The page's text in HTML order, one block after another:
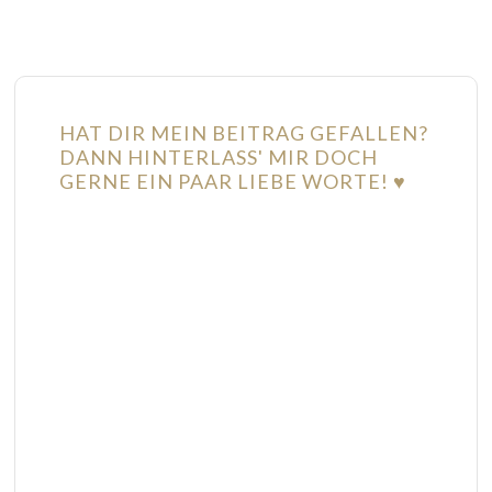
HAT DIR MEIN BEITRAG GEFALLEN?
DANN HINTERLASS' MIR DOCH
GERNE EIN PAAR LIEBE WORTE! ♥